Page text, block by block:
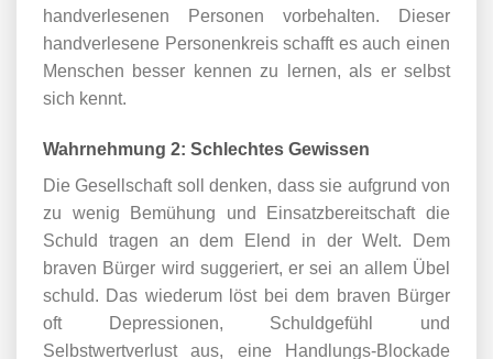
handverlesenen Personen vorbehalten. Dieser
handverlesene Personenkreis schafft es auch einen
Menschen besser kennen zu lernen, als er selbst
sich kennt.
Wahrnehmung 2: Schlechtes Gewissen
Die Gesellschaft soll denken, dass sie aufgrund von
zu wenig Bemühung und Einsatzbereitschaft die
Schuld tragen an dem Elend in der Welt. Dem
braven Bürger wird suggeriert, er sei an allem Übel
schuld. Das wiederum löst bei dem braven Bürger
oft Depressionen, Schuldgefühl und
Selbstwertverlust aus, eine Handlungs-Blockade